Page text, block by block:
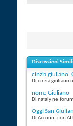
Discussioni Simili
cinzia giuliano:
Di cinzia giuliano
nome Giuliano
Di nataly nel
Oggi San
Di Account non